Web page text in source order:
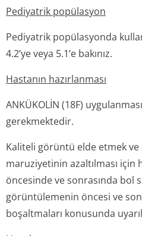
Pediyatrik popülasyon
Pediyatrik popülasyonda
4.2’ye veya 5.1’e bakınız.
Hastanın hazırlanması
ANKÜKOLİN (18F)
gerekmektedir.
Kaliteli görüntü elde etmek
maruziyetinin azaltılması için
öncesinde ve sonrasında bol
görüntülemenin öncesi ve
boşaltmaları konusunda